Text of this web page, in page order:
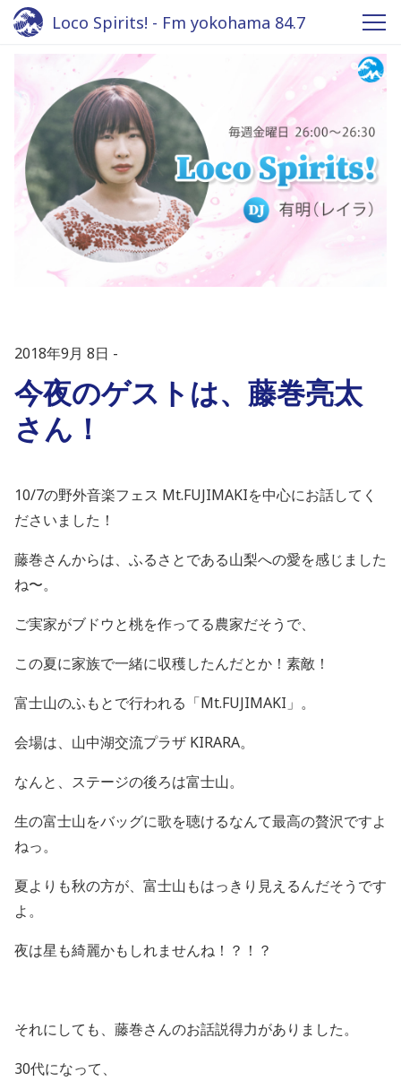
Loco Spirits! - Fm yokohama 84.7
2018年9月 8日
今夜のゲストは、藤巻亮太
さん！
10/7の野外音楽フェス Mt.FUJIMAKIを中心にお話してく
ださいました！
藤巻さんからは、ふるさとである山梨への愛を感じました
ね〜。
ご実家がブドウと桃を作ってる農家だそうで、
この夏に家族で一緒に収穫したんだとか！素敵！
富士山のふもとで行われる「Mt.FUJIMAKI」。
会場は、山中湖交流プラザ KIRARA。
なんと、ステージの後ろは富士山。
生の富士山をバッグに歌を聴けるなんて最高の贅沢ですよ
ねっ。
夏よりも秋の方が、富士山もはっきり見えるんだそうです
よ。
夜は星も綺麗かもしれませんね！？！？
それにしても、藤巻さんのお話説得力がありました。
30代になって、